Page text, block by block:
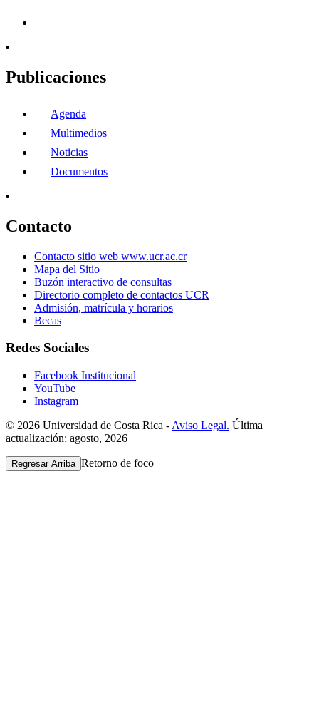
Publicaciones
Agenda
Multimedios
Noticias
Documentos
Contacto
Contacto sitio web www.ucr.ac.cr
Mapa del Sitio
Buzón interactivo de consultas
Directorio completo de contactos UCR
Admisión, matrícula y horarios
Becas
Redes Sociales
Facebook Institucional
YouTube
Instagram
© 2026 Universidad de Costa Rica - Aviso Legal. Última
actualización: agosto, 2026
Regresar Arriba Retorno de foco